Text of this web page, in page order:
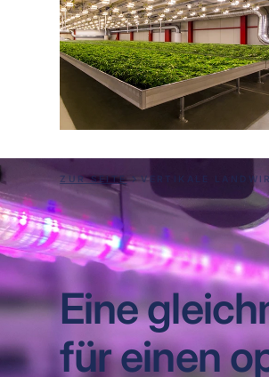
ZUR SEITE VERTIKALE
Eine
für einen